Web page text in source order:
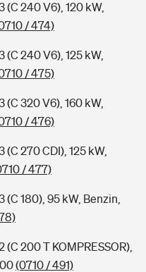
240 V6), 120 kW,
/ 474)
240 V6), 125 kW,
/ 475)
320 V6), 160 kW,
/ 476)
270 CDI), 125 kW,
/ 477)
180), 95 kW, Benzin,
200 T KOMPRESSOR),
(0710 / 491)